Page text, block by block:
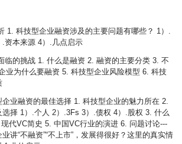
1. 科技型企业融资涉及的主要问题有哪些？ 1）.
资本来源 4）.几点启示
临的挑战 1. 什么是融资 2. 融资的主要分类 3. 不
业为什么要融资 5. 科技型企业风险模型 6. 科技
业融资的最佳选择 1. 科技型企业的魅力所在 2.
择 1）.个人 2）.3Fs 3）.债权 4）.股权 3. 什么
代VC简史 5. 中国VC行业的演进 6. 问题讨论---
讲“不融资”“不上市”，发展得很好？这里的真实情